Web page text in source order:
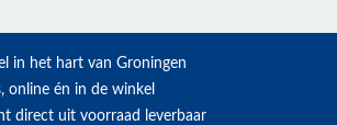
in het hart van Groningen
online én in de winkel
direct uit voorraad leverbaar